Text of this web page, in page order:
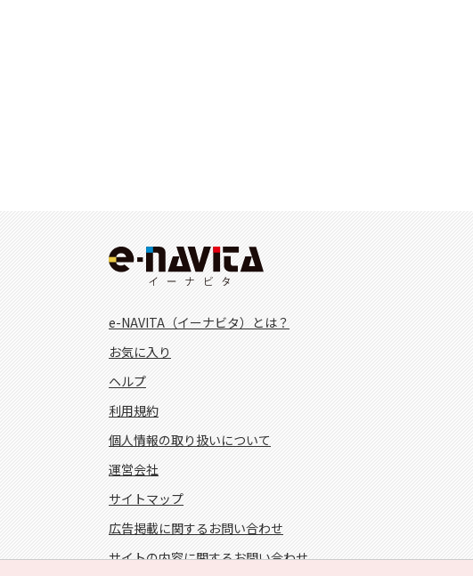
e-NAVITA（イーナビタ）とは？
お気に入り
ヘルプ
利用規約
個人情報の取り扱いについて
運営会社
サイトマップ
広告掲載に関するお問い合わせ
サイトの内容に関するお問い合わせ